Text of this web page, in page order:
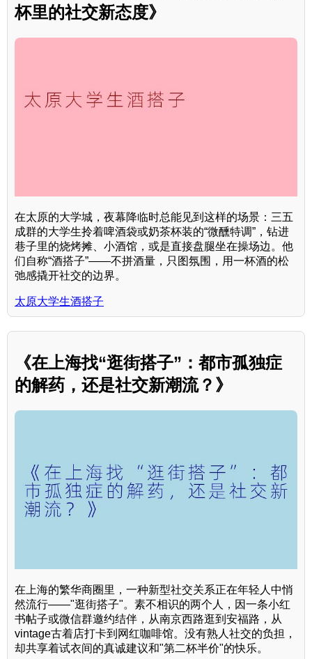
杯里的社交新态度》
在太原的大学城，夜幕降临时总能见到这样的场景：三五
成群的大学生拎着啤酒袋或奶茶杯装的“微醺特调”，钻进
巷子里的烧烤摊、小酒馆，或是直接盘腿坐在操场边。他
们自称“酒搭子”——不拼酒量，只图氛围，用一杯酒的松
弛感撬开社交的边界。
太原大学生酒搭子
《在上海找“逛街搭子”：都市孤独症
的解药，还是社交新潮流？》
在上海的繁华商圈里，一种新型社交关系正在年轻人中悄
然流行——"逛街搭子"。素不相识的两个人，因一条小红
书帖子或微信群邀约结伴，从南京西路逛到安福路，从
vintage古着店打卡到网红咖啡馆。没有熟人社交的负担，
却共享着试衣间的真诚建议和"第二杯半价"的快乐。